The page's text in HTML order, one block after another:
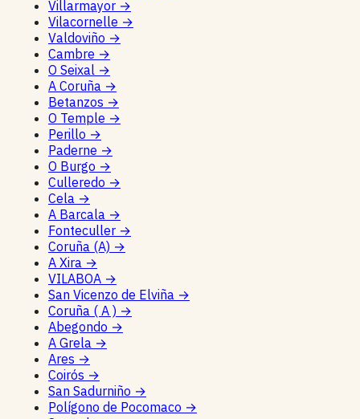
Villarmayor →
Vilacornelle →
Valdoviño →
Cambre →
O Seixal →
A Coruña →
Betanzos →
O Temple →
Perillo →
Paderne →
O Burgo →
Culleredo →
Cela →
A Barcala →
Fonteculler →
Coruña (A) →
A Xira →
VILABOA →
San Vicenzo de Elviña →
Coruña ( A ) →
Abegondo →
A Grela →
Ares →
Coirós →
San Sadurniño →
Polígono de Pocomaco →